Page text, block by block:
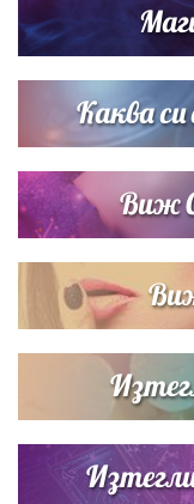
Дъщерята на Тодор
Братя Аргирови я
Каква си
Виж